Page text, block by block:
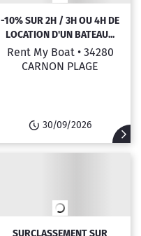
-10% SUR 2H / 3H OU 4H DE
LOCATION D'UN BATEAU...
Rent My Boat • 34280
CARNON PLAGE
30/09/2026
SURCLASSEMENT SUR